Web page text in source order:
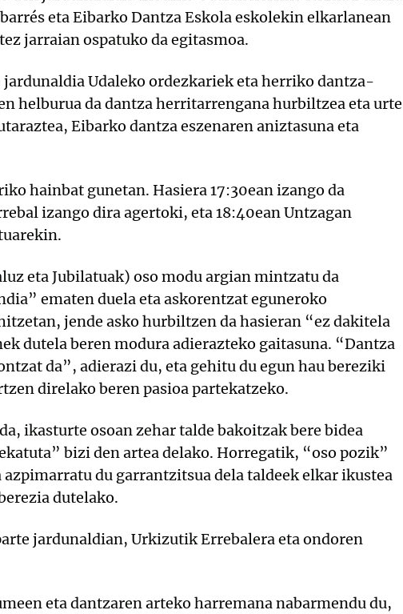
eta Eibarko Dantza Eskola eskolekin elkarlanean
jarraian ospatuko da egitasmoa.
Udaleko ordezkariek eta herriko dantza-
helburua da dantza herritarrengana hurbiltzea eta urte
Eibarko dantza eszenaren aniztasuna eta
hainbat gunetan. Hasiera 17:30ean izango da
izango dira agertoki, eta 18:40ean Untzagan
eta Jubilatuak) oso modu argian mintzatu da
ematen duela eta askorentzat eguneroko
jende asko hurbiltzen da hasieran “ez dakitela
dutela beren modura adierazteko gaitasuna. “Dantza
da”, adierazi du, eta gehitu du egun hau bereziki
direlako beren pasioa partekatzeko.
ikasturte osoan zehar talde bakoitzak bere bidea
bizi den artea delako. Horregatik, “oso pozik”
du garrantzitsua dela taldeek elkar ikustea
dutelako.
jardunaldian, Urkizutik Errebalera eta ondoren
eta dantzaren arteko harremana nabarmendu du,